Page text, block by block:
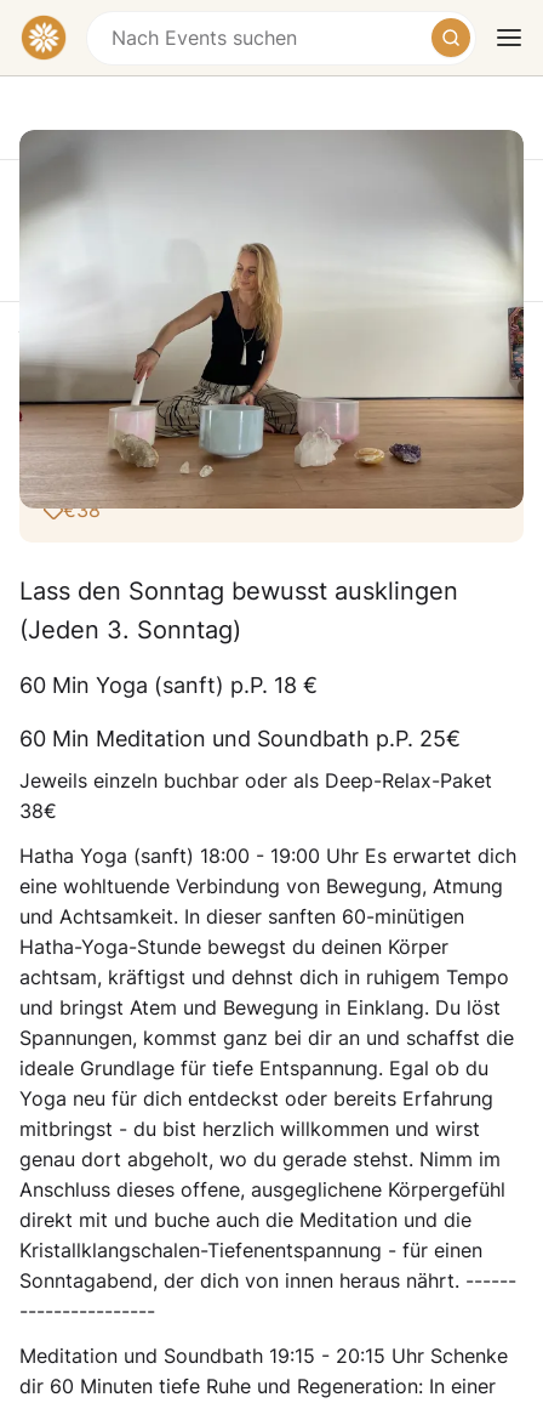
MorgenWochenende
Diese Veranstaltung fand statt am Sunday, June 7,
Yoga, Meditation & Klang
(Kristallklangschalen)
Dornhaldenstraße 6, 70199 Stuttgart-Süd,
Germany
€38
Lass den Sonntag bewusst ausklingen
(Jeden 3. Sonntag)
60 Min Yoga (sanft) p.P. 18 €
60 Min Meditation und Soundbath p.P. 25€
Jeweils einzeln buchbar oder als Deep-Relax-Paket
38€
Hatha Yoga (sanft) 18:00 - 19:00 Uhr Es erwartet dich
eine wohltuende Verbindung von Bewegung, Atmung
und Achtsamkeit. In dieser sanften 60-minütigen
Hatha-Yoga-Stunde bewegst du deinen Körper
achtsam, kräftigst und dehnst dich in ruhigem Tempo
und bringst Atem und Bewegung in Einklang. Du löst
Spannungen, kommst ganz bei dir an und schaffst die
ideale Grundlage für tiefe Entspannung. Egal ob du
Yoga neu für dich entdeckst oder bereits Erfahrung
mitbringst - du bist herzlich willkommen und wirst
genau dort abgeholt, wo du gerade stehst. Nimm im
Anschluss dieses offene, ausgeglichene Körpergefühl
direkt mit und buche auch die Meditation und die
Kristallklangschalen-Tiefenentspannung - für einen
Sonntagabend, der dich von innen heraus nährt. ------
----------------
Meditation und Soundbath 19:15 - 20:15 Uhr Schenke
dir 60 Minuten tiefe Ruhe und Regeneration: In einer